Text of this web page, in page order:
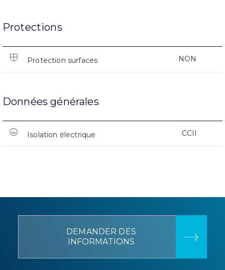
Protections
Protection surfaces NON
Données générales
Isolation électrique CCII
DEMANDER DES
INFORMATIONS